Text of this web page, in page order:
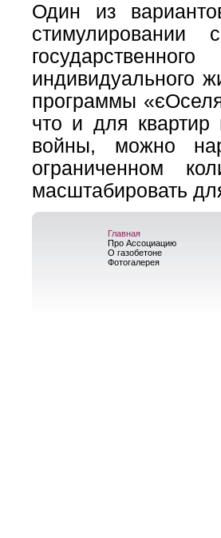
Один из
стимулировании
индивидуального
программы
что и для
войны, можно
ограниченном
масштабировать
Главная
Про Ассоциацию
О газобетоне
Фотогалерея